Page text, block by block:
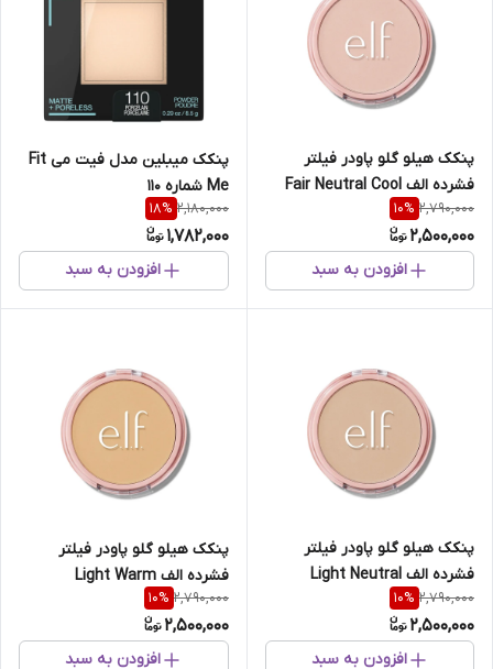
پنکک هیلو گلو پاودر فیلتر
فشرده الف Fair Neutral Cool
2,790,000
10%
2,500,000
افزودن به سبد
پنکک میبلین مدل فیت می Fit
Me شماره 110
2,180,000
18%
1,782,000
افزودن به سبد
پنکک هیلو گلو پاودر فیلتر
فشرده الف Light Neutral
2,790,000
10%
2,500,000
افزودن به سبد
پنکک هیلو گلو پاودر فیلتر
فشرده الف Light Warm
2,790,000
10%
2,500,000
افزودن به سبد